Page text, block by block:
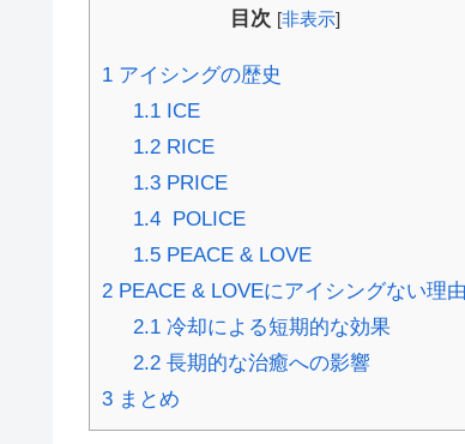
目次 [非表示]
1 アイシングの歴史
1.1ICE
1.2RICE
1.3PRICE
1.4POLICE
1.5PEACE & LOVE
2 PEACE & LOVEにアイシングない理由
2.1冷却による短期的な効果
2.2長期的な治癒への影響
3 まとめ